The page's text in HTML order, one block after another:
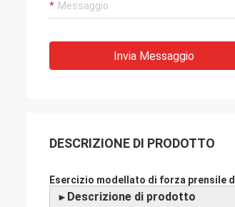
Invia Messaggio
DESCRIZIONE DI PRODOTTO
Esercizio modellato di forza prensile
► Descrizione di prodotto